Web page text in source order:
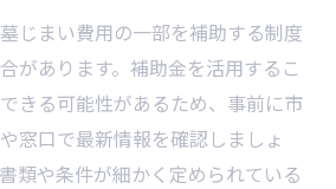
続きに必要な書類とその準備法
供養への切り替えアイデア
の改葬先はどう選ぶべきか
特徴と墓じまい後の選択肢
じまい費用の一部を補助する制度
があります。補助金を活用するこ
きる可能性があるため、事前に市
窓口で最新情報を確認しましょ
類や条件が細かく定められている